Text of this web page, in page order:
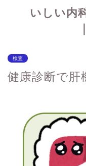
いしい内
検査
健康診断で肝